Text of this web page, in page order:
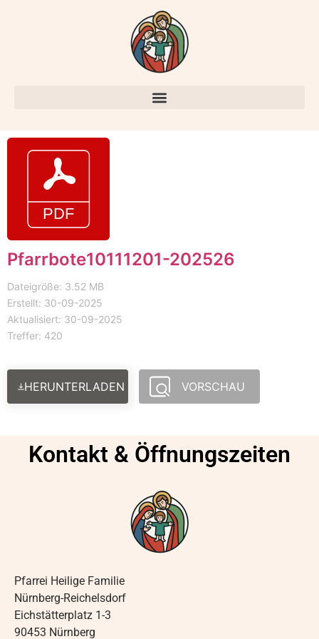
Pfarrbote10111201-202526
Dateigröße: 3.52 MB
Erstellt: 30-09-2025
Aktualisiert: 30-09-2025
Treffer: 420
HERUNTERLADEN VORSCHAU
Kontakt & Öffnungszeiten
Pfarrei Heilige Familie
Nürnberg-Reichelsdorf
Eichstätterplatz 1-3
90453 Nürnberg